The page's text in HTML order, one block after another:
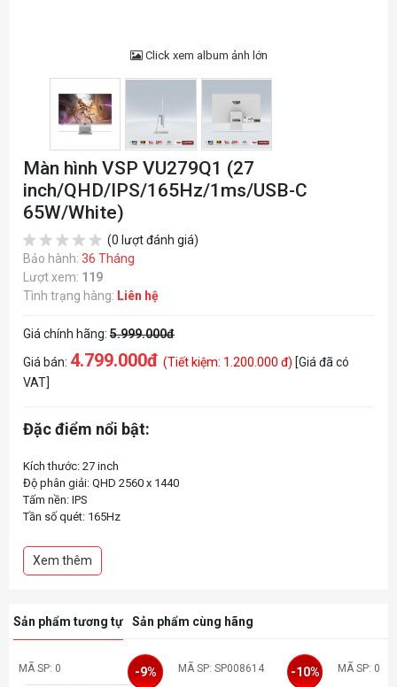
Click xem album ảnh lớn
Màn hình VSP VU279Q1 (27
inch/QHD/IPS/165Hz/1ms/USB-C
65W/White)
(0 lượt đánh giá)
Bảo hành: 36 Tháng
Lượt xem: 119
Tình trạng hàng: Liên hệ
Giá chính hãng: 5.999.000đ
Giá bán: 4.799.000đ (Tiết kiệm: 1.200.000 đ) [Giá đã có
VAT]
Đặc điểm nổi bật:
Kích thước: 27 inch
Độ phân giải: QHD 2560 x 1440
Tấm nền: IPS
Tần số quét: 165Hz
Độ sáng: 300 nits
Tỉ lệ tương phản: 1000:1
- DP 1.4 x 1: 2560x1440 (165Hz)
Xem thêm
Sản phẩm tương tự Sản phẩm cùng hãng
MÃ SP: 0 -9% MÃ SP: SP008614 -10% MÃ SP: 0